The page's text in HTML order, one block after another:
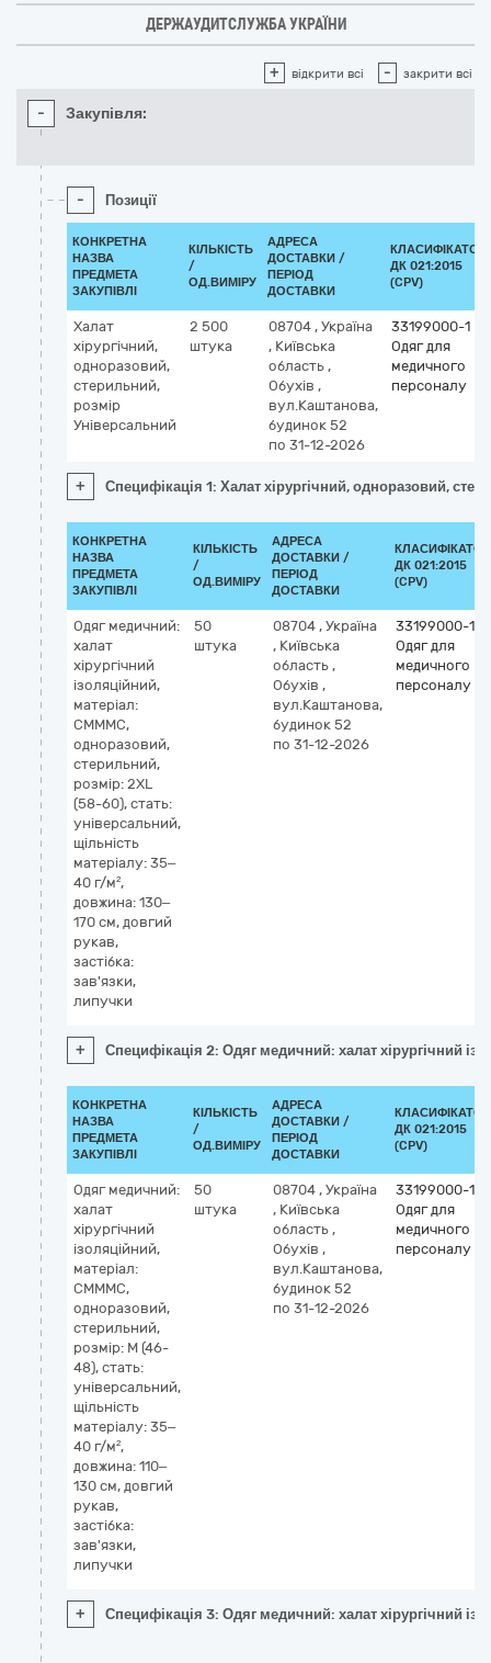
ДЕРЖАУДИТСЛУЖБА УКРАЇНИ
+ відкрити всі - закрити всі
- Закупівля:
- Позиції
КОНКРЕТНА
НАЗВА
ПРЕДМЕТА
ЗАКУПІВЛІ
КІЛЬКІСТЬ
/
ОД.ВИМІРУ
АДРЕСА
ДОСТАВКИ /
ПЕРІОД
ДОСТАВКИ
КЛАСИФІКАТОР
ДК 021:2015
(CPV)
Халат
хірургічний,
одноразовий,
стерильний,
розмір
Універсальний
2 500
штука
08704 , Україна
, Київська
область ,
Обухів ,
вул.Каштанова,
будинок 52
по 31-12-2026
33199000-1
Одяг для
медичного
персоналу
+ Специфікація 1: Халат хірургічний, одноразовий,
КОНКРЕТНА
НАЗВА
ПРЕДМЕТА
ЗАКУПІВЛІ
КІЛЬКІСТЬ
/
ОД.ВИМІРУ
АДРЕСА
ДОСТАВКИ /
ПЕРІОД
ДОСТАВКИ
КЛАСИФІКАТОР
ДК 021:2015
(CPV)
Одяг медичний:
халат
хірургічний
ізоляційний,
матеріал:
СМММС,
одноразовий,
стерильний,
розмір: 2XL
(58-60), стать:
універсальний,
щільність
матеріалу: 35–
40 г/м²,
довжина: 130–
170 см, довгий
рукав,
застібка:
зав'язки,
липучки
50
штука
08704 , Україна
, Київська
область ,
Обухів ,
вул.Каштанова,
будинок 52
по 31-12-2026
33199000-1
Одяг для
медичного
персоналу
+ Специфікація 2: Одяг медичний: халат хірургічний
КОНКРЕТНА
НАЗВА
ПРЕДМЕТА
ЗАКУПІВЛІ
КІЛЬКІСТЬ
/
ОД.ВИМІРУ
АДРЕСА
ДОСТАВКИ /
ПЕРІОД
ДОСТАВКИ
КЛАСИФІКАТОР
ДК 021:2015
(CPV)
Одяг медичний:
халат
хірургічний
ізоляційний,
матеріал:
СМММС,
одноразовий,
стерильний,
розмір: M (46-
48), стать:
універсальний,
щільність
матеріалу: 35–
40 г/м²,
довжина: 110–
130 см, довгий
рукав,
застібка:
зав'язки,
липучки
50
штука
08704 , Україна
, Київська
область ,
Обухів ,
вул.Каштанова,
будинок 52
по 31-12-2026
33199000-1
Одяг для
медичного
персоналу
+ Специфікація 3: Одяг медичний: халат хірургічний